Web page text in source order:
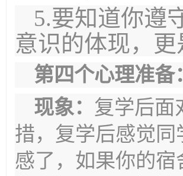
5.要知道你遵
意识的体现，
第四个心理准备
现象： 复学后面
措，复学后感觉
感了，如果你的